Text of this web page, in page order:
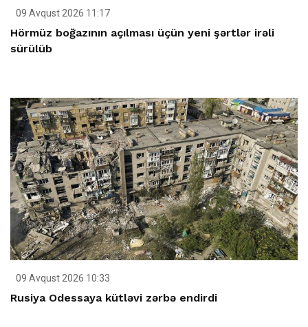
09 Avqust 2026 11:17
Hörmüz boğazının açılması üçün yeni şərtlər irəli
sürülüb
09 Avqust 2026 10:33
Rusiya Odessaya kütləvi zərbə endirdi